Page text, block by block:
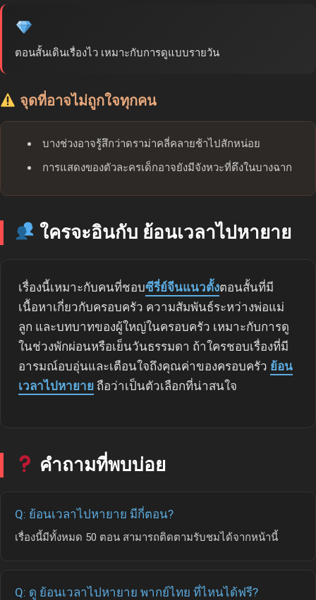
ตอนสั้นเดินเรื่องไว เหมาะกับการดูแบบรายวัน
จุดที่อาจไม่ถูกใจทุกคน
บางช่วงอาจรู้สึกว่าดราม่าคลี่คลายช้าไปสักหน่อย
การแสดงของตัวละครเด็กอาจยังมีจังหวะที่ตึงในบางฉาก
ใครจะอินกับ ย้อนเวลาไปหายาย
เรื่องนี้เหมาะกับคนที่ชอบซีรี่ย์จีนแนวตั้งตอนสั้นที่มี
เนื้อหาเกี่ยวกับครอบครัว ความสัมพันธ์ระหว่างพ่อแม่
ลูก และบทบาทของผู้ใหญ่ในครอบครัว เหมาะกับการดู
ในช่วงพักผ่อนหรือเย็นวันธรรมดา ถ้าใครชอบเรื่องที่มี
อารมณ์อบอุ่นและเตือนใจถึงคุณค่าของครอบครัว ย้อน
เวลาไปหายาย ถือว่าเป็นตัวเลือกที่น่าสนใจ
คำถามที่พบบ่อย
Q: ย้อนเวลาไปหายาย มีกี่ตอน?
เรื่องนี้มีทั้งหมด 50 ตอน สามารถติดตามรับชมได้จากหน้านี้
Q: ดู ย้อนเวลาไปหายาย พากย์ไทย ที่ไหนได้ฟรี?